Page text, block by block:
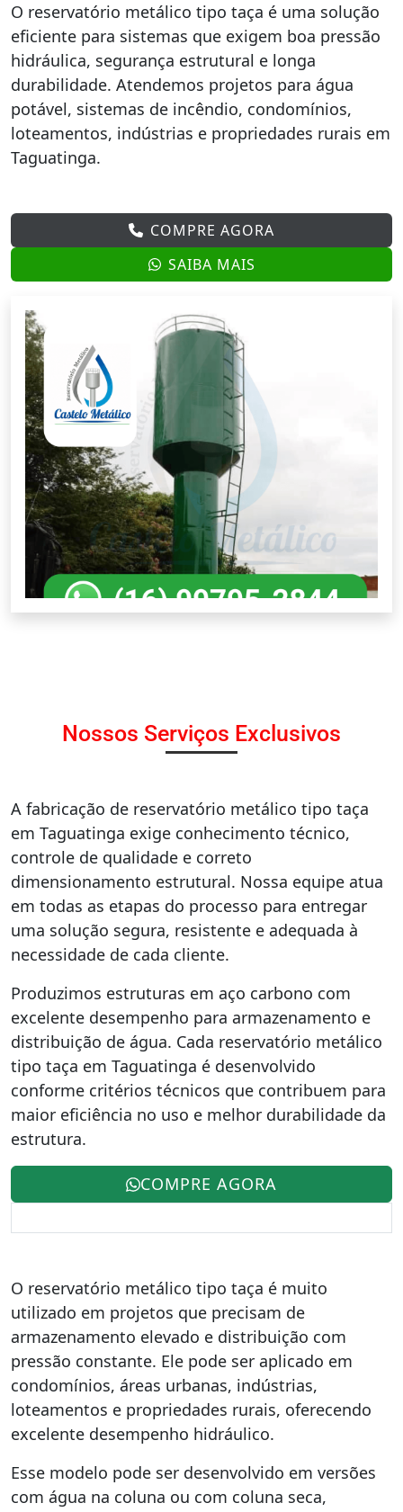
O reservatório metálico tipo taça é uma solução
eficiente para sistemas que exigem boa pressão
hidráulica, segurança estrutural e longa
durabilidade. Atendemos projetos para água
potável, sistemas de incêndio, condomínios,
loteamentos, indústrias e propriedades rurais em
Taguatinga.
COMPRE AGORA
SAIBA MAIS
Nossos Serviços Exclusivos
A fabricação de reservatório metálico tipo taça
em Taguatinga exige conhecimento técnico,
controle de qualidade e correto
dimensionamento estrutural. Nossa equipe atua
em todas as etapas do processo para entregar
uma solução segura, resistente e adequada à
necessidade de cada cliente.
Produzimos estruturas em aço carbono com
excelente desempenho para armazenamento e
distribuição de água. Cada reservatório metálico
tipo taça em Taguatinga é desenvolvido
conforme critérios técnicos que contribuem para
maior eficiência no uso e melhor durabilidade da
estrutura.
COMPRE AGORA
O reservatório metálico tipo taça é muito
utilizado em projetos que precisam de
armazenamento elevado e distribuição com
pressão constante. Ele pode ser aplicado em
condomínios, áreas urbanas, indústrias,
loteamentos e propriedades rurais, oferecendo
excelente desempenho hidráulico.
Esse modelo pode ser desenvolvido em versões
com água na coluna ou com coluna seca,